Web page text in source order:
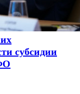
субсидии